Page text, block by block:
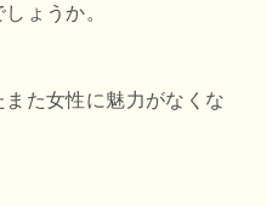
ょうか。
た女性に魅力がなくな